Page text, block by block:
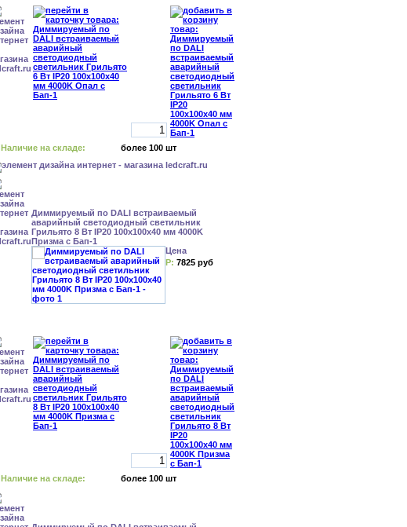
Наличие на складе: более 100 шт
Диммируемый по DALI встраиваемый
аварийный светодиодный светильник
Грильято 8 Вт IP20 100x100x40 мм 4000K
Призма с Бап-1
Цена
Р: 7825 руб
Наличие на складе: более 100 шт